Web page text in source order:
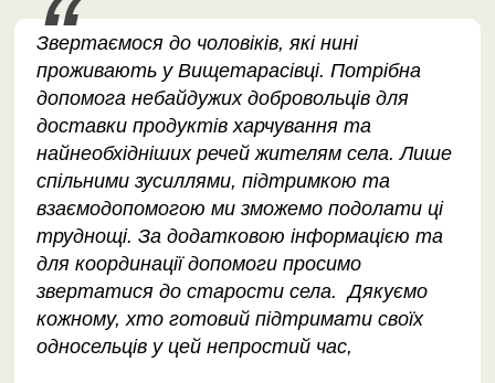
Звертаємося до чоловіків, які нині
проживають у Вищетарасівці. Потрібна
допомога небайдужих добровольців для
доставки продуктів харчування та
найнеобхідніших речей жителям села. Лише
спільними зусиллями, підтримкою та
взаємодопомогою ми зможемо подолати ці
труднощі. За додатковою інформацією та
для координації допомоги просимо
звертатися до старости села. Дякуємо
кожному, хто готовий підтримати своїх
односельців у цей непростий час,